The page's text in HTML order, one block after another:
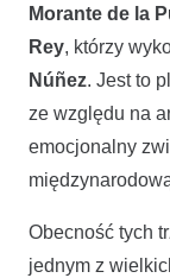
Morante de la
Rey, którzy
Núñez. Jest to
ze względu na
emocjonalny
Obecność tych
jednym z